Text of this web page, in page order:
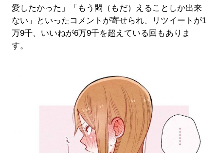
愛したかった」「もう悶（もだ）えることしか出来
ない」といったコメントが寄せられ、リツイートが1
万9千、いいねが6万9千を超えている回もありま
す。